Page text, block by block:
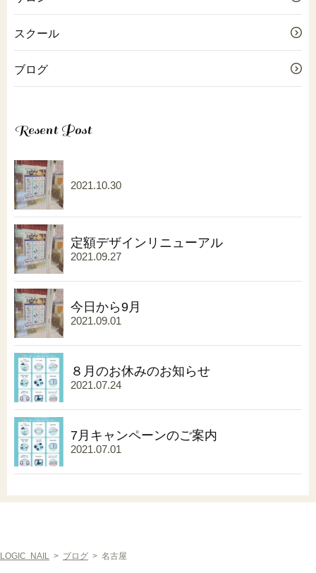
スクール
ブログ
Resent Post
2021.10.30
定額デザインリニューアル
2021.09.27
今日から9月
2021.09.01
８月のお休みのお知らせ
2021.07.24
7月キャンペーンのご案内
2021.07.01
LOGIC NAIL > ブログ > 名古屋